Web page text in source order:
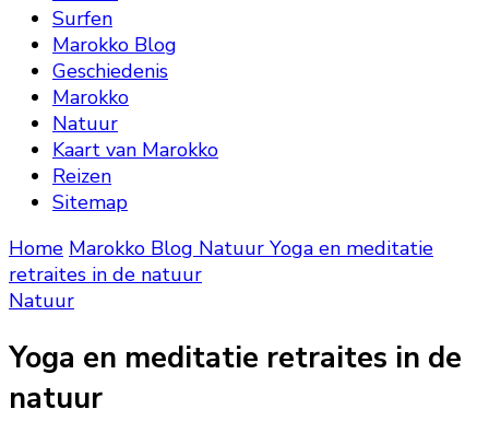
Surfen
Marokko Blog
Geschiedenis
Marokko
Natuur
Kaart van Marokko
Reizen
Sitemap
Home Marokko Blog Natuur Yoga en meditatie
retraites in de natuur
Natuur
Yoga en meditatie retraites in de
natuur